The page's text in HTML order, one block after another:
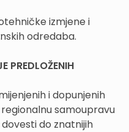
izmjene i
odredaba.
PREDLOŽENIH
i dopunjenih
samoupravu
do znatnijih